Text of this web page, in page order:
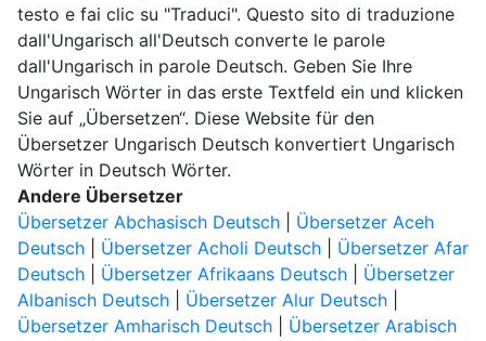
testo e fai clic su "Traduci". Questo sito di traduzione
dall'Ungarisch all'Deutsch converte le parole
dall'Ungarisch in parole Deutsch. Geben Sie Ihre
Ungarisch Wörter in das erste Textfeld ein und klicken
Sie auf „Übersetzen“. Diese Website für den
Übersetzer Ungarisch Deutsch konvertiert Ungarisch
Wörter in Deutsch Wörter.
Andere Übersetzer
Übersetzer Abchasisch Deutsch| Übersetzer Aceh
Deutsch| Übersetzer Acholi Deutsch| Übersetzer Afar
Deutsch| Übersetzer Afrikaans Deutsch| Übersetzer
Albanisch Deutsch| Übersetzer Alur Deutsch|
Übersetzer Amharisch Deutsch| Übersetzer Arabisch